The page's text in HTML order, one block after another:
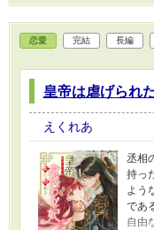
恋愛 完結 長編
皇帝は虐げられ
えくれあ
丞相
持っ
よう
であ
自由